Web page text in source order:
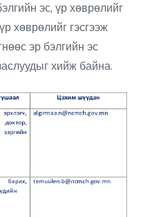
эс, үр хөврөлийг
хөврөлийг гэсгээж
эр бэлгийн эс
хийж байна.